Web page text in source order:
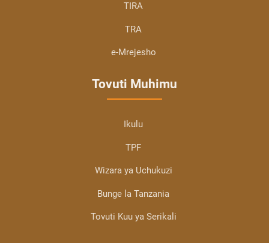
TIRA
TRA
e-Mrejesho
Tovuti Muhimu
Ikulu
TPF
Wizara ya Uchukuzi
Bunge la Tanzania
Tovuti Kuu ya Serikali